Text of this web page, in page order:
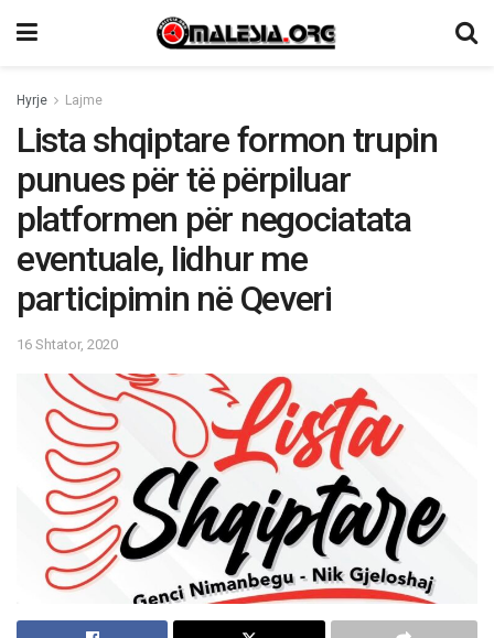
Hyrje Lajme
Lista shqiptare formon trupin
punues për të përpiluar
platformen për negociatata
eventuale, lidhur me
participimin në Qeveri
16 Shtator, 2020